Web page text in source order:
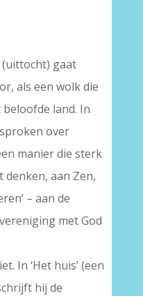
gaat
als een wolk die
land. In
over
manier die sterk
denken, aan Zen,
– aan de
met God
In ‘Het huis’ (een
hij de